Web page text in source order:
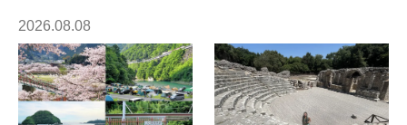
2026.08.08